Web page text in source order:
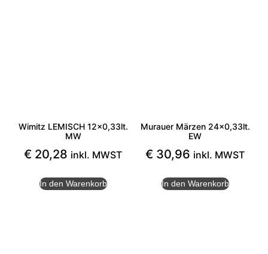
Wimitz LEMISCH 12×0,33lt.
MW
€ 20,28 inkl. MWST
In den Warenkorb
Murauer Märzen 24×0,33lt.
EW
€ 30,96 inkl. MWST
In den Warenkorb